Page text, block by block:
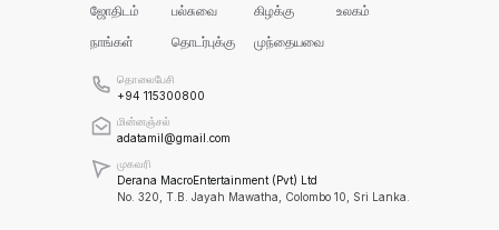
தமிழர் பகுதிகளில் ஏன் இவ்வாறு
அரசின் மீது மேலும் சந்தேகத்தை
ஜோதிடம்
பல்சுவை கிழக்கு
உலகம்
நாங்கள்
தொடர்புக்கு முந்தையவை
தொலைபேசி
+94 115300800
மின்னஞ்சல்
adatamil@gmail.com
முகவரி
Derana MacroEntertainment (Pvt) Ltd
No. 320, T.B. Jayah Mawatha, Colombo 10, Sri Lanka.